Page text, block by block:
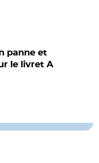
panne et
le livret A